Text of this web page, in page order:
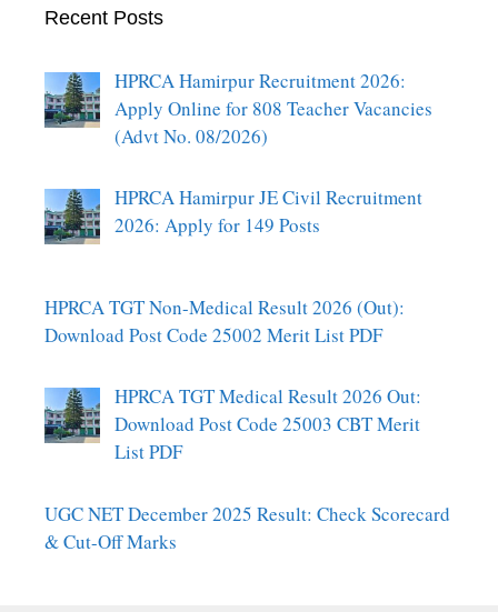
Recent Posts
HPRCA Hamirpur Recruitment 2026:
Apply Online for 808 Teacher Vacancies
(Advt No. 08/2026)
HPRCA Hamirpur JE Civil Recruitment
2026: Apply for 149 Posts
HPRCA TGT Non-Medical Result 2026 (Out):
Download Post Code 25002 Merit List PDF
HPRCA TGT Medical Result 2026 Out:
Download Post Code 25003 CBT Merit
List PDF
UGC NET December 2025 Result: Check Scorecard
& Cut-Off Marks